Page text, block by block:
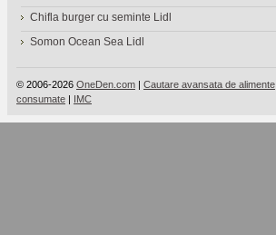
Chifla burger cu seminte Lidl
Somon Ocean Sea Lidl
© 2006-2026 OneDen.com | Cautare avansata de alimente
consumate | IMC